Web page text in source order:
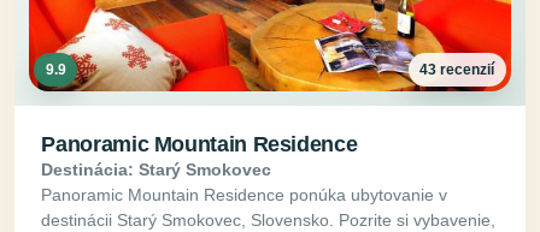
9.9 43 recenzií
Panoramic Mountain Residence
Destinácia: Starý Smokovec
Panoramic Mountain Residence ponúka ubytovanie v
destinácii Starý Smokovec, Slovensko. Pozrite si vybavenie,